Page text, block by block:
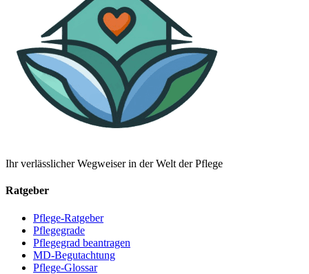
Ihr verlässlicher Wegweiser in der Welt der Pflege
Ratgeber
Pflege-Ratgeber
Pflegegrade
Pflegegrad beantragen
MD-Begutachtung
Pflege-Glossar